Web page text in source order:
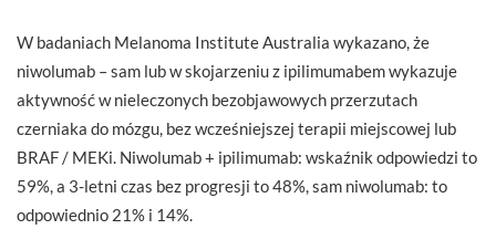
W badaniach Melanoma Institute Australia wykazano, że
niwolumab – sam lub w skojarzeniu z ipilimumabem wykazuje
aktywność w nieleczonych bezobjawowych przerzutach
czerniaka do mózgu, bez wcześniejszej terapii miejscowej lub
BRAF / MEKi. Niwolumab + ipilimumab: wskaźnik odpowiedzi to
59%, a 3-letni czas bez progresji to 48%, sam niwolumab: to
odpowiednio 21% i 14%.